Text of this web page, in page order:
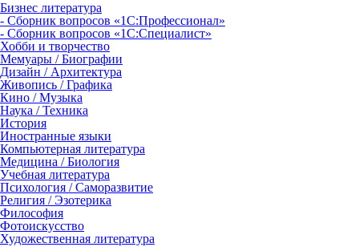
Бизнес литература
- Сборник вопросов «1С:Профессионал»
- Сборник вопросов «1С:Специалист»
Хобби и творчество
Мемуары / Биографии
Дизайн / Архитектура
Живопись / Графика
Кино / Музыка
Наука / Техника
История
Иностранные языки
Компьютерная литература
Медицина / Биология
Учебная литература
Психология / Саморазвитие
Религия / Эзотерика
Философия
Фотоискусство
Художественная литература